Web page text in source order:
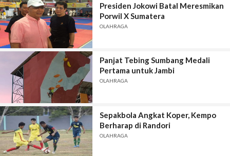
Presiden Jokowi Batal Meresmikan
Porwil X Sumatera
OLAHRAGA
Panjat Tebing Sumbang Medali
Pertama untuk Jambi
OLAHRAGA
Sepakbola Angkat Koper, Kempo
Berharap di Randori
OLAHRAGA